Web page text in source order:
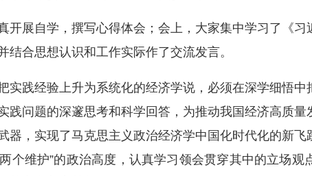
展自学，撰写心得体会；会上，大家集中学习了《习
合思想认识和工作实际作了交流发言。
践经验上升为系统化的经济学说，必须在深学细悟中
践问题的深邃思考和科学回答，为推动我国经济高质
器，实现了马克思主义政治经济学中国化时代化的新
个维护”的政治高度，认真学习领会贯穿其中的立场观